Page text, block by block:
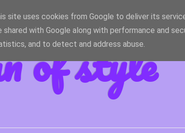
of style
site uses cookies from Google to deliver its
shared with Google along with performance and
and to detect and address abuse.